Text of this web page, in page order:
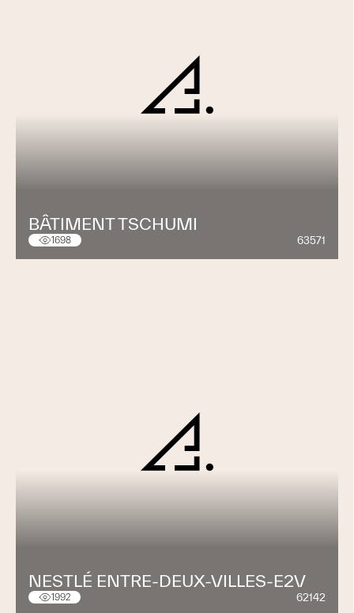
BÂTIMENT TSCHUMI
1698 63571
NESTLÉ ENTRE-DEUX-VILLES-E2V
1992 62142